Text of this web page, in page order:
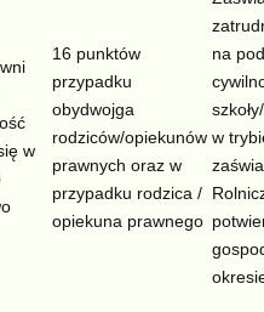
w
16 punktów
przypadku
obydwojga
rodziców/opiekunów
prawnych oraz w
przypadku rodzica /
opiekuna prawnego
na
w